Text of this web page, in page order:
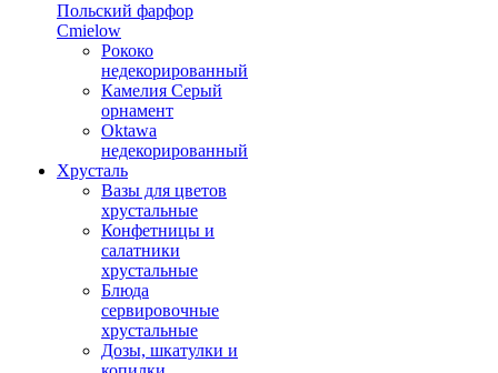
Польский фарфор
Сmielow
Рококо
недекорированный
Камелия Серый
орнамент
Oktawa
недекорированный
Хрусталь
Вазы для цветов
хрустальные
Конфетницы и
салатники
хрустальные
Блюда
сервировочные
хрустальные
Дозы, шкатулки и